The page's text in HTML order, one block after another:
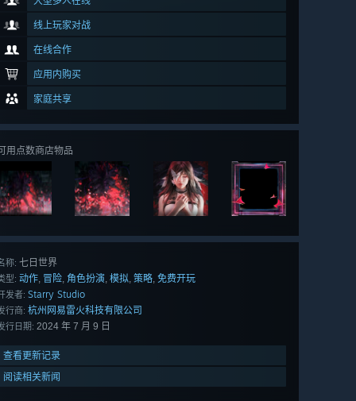
线上玩家对战
在线合作
应用内购买
家庭共享
用点数商店物品
称: 七日世界
型: 动作, 冒险, 角色扮演, 模拟, 策略, 免费开玩
发者: Starry Studio
行商: 杭州网易雷火科技有限公司
行日期: 2024 年 7 月 9 日
查看更新记录
阅读相关新闻